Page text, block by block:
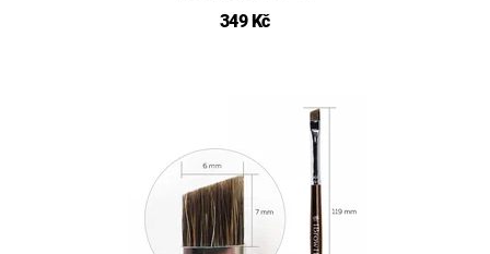
349 Kč